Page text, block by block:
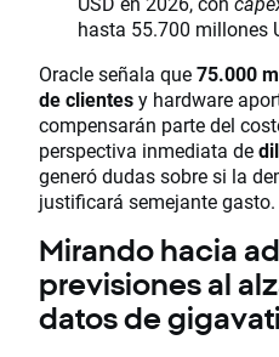
hasta 55.700 millones
Oracle señala que75.000
de clientesy hardware
compensarán parte del
perspectiva inmediata de
generó dudas sobre si la
justificará semejante gasto.
Mirando hacia
previsiones al
datos de